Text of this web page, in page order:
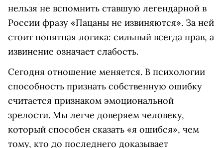
нельзя не вспомнить ставшую легендарной в
России фразу «Пацаны не извиняются». За ней
стоит понятная логика: сильный всегда прав, а
извинение означает слабость.
Сегодня отношение меняется. В психологии
способность признать собственную ошибку
считается признаком эмоциональной
зрелости. Мы легче доверяем человеку,
который способен сказать «я ошибся», чем
тому, кто до последнего доказывает